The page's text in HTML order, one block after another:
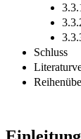
Schluss